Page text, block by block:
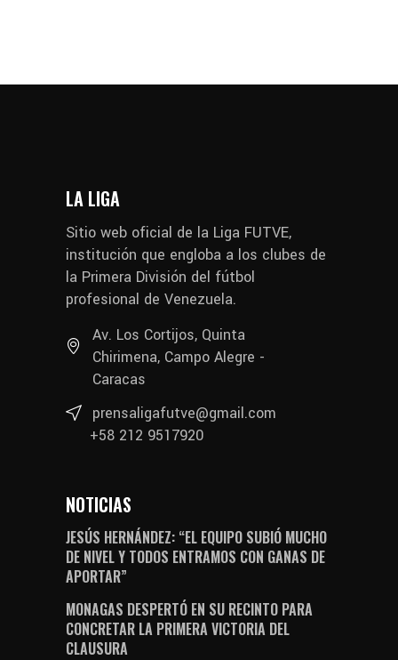
LA LIGA
Sitio web oficial de la Liga FUTVE,
institución que engloba a los clubes de
la Primera División del fútbol
profesional de Venezuela.
Av. Los Cortijos, Quinta
Chirimena, Campo Alegre -
Caracas
prensaligafutve@gmail.com
+58 212 9517920
NOTICIAS
JESÚS HERNÁNDEZ: “EL EQUIPO SUBIÓ MUCHO
DE NIVEL Y TODOS ENTRAMOS CON GANAS DE
APORTAR”
MONAGAS DESPERTÓ EN SU RECINTO PARA
CONCRETAR LA PRIMERA VICTORIA DEL
CLAUSURA